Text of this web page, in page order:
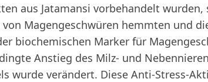
aus Jatamansi vorbehandelt wurden,
Magengeschwüren hemmten und
biochemischen Marker für
Anstieg des Milz- und
wurde verändert. Diese Anti-Stress-